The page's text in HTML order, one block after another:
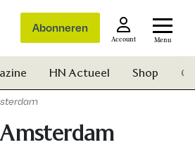
Abonneren
Account Menu
HN Actueel Shop